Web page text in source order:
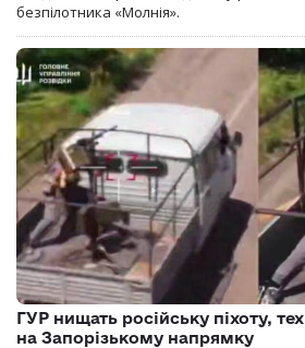
безпілотника «Молнія».
ГУР нищать російську піхоту,
на Запорізькому напрямку